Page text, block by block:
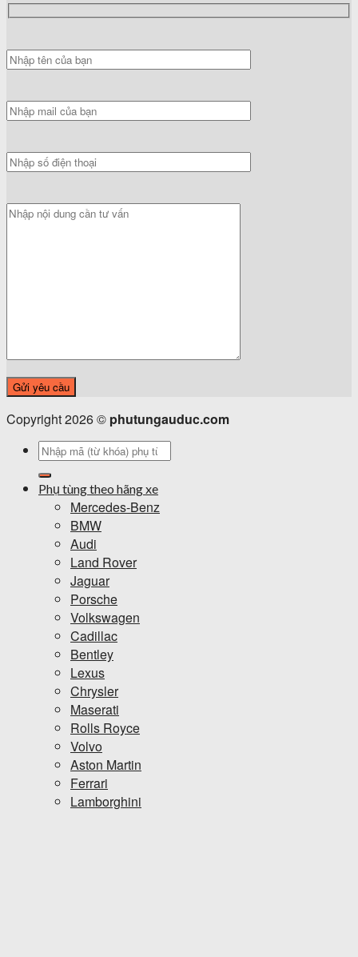
Copyright 2026 © phutungauduc.com
Tìm
Phụ tùng theo hãng xe
Mercedes-Benz
BMW
Audi
Land Rover
Jaguar
Porsche
Volkswagen
Cadillac
Bentley
Lexus
Chrysler
Maserati
Rolls Royce
Volvo
Aston Martin
Ferrari
Lamborghini